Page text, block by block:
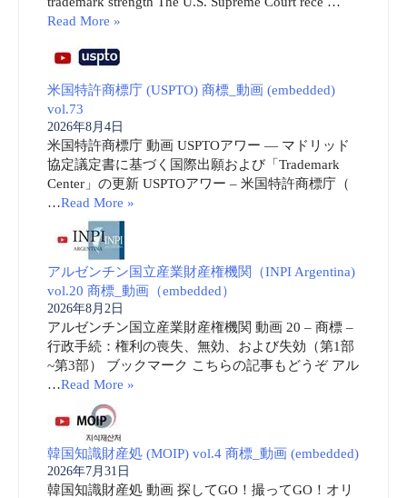
Read More »
米国特許商標庁 (USPTO) 商標_動画 (embedded)
vol.73
2026年8月4日
米国特許商標庁 動画 USPTOアワー ― マドリッド
協定議定書に基づく国際出願および「Trademark
Center」の更新 USPTOアワー – 米国特許商標庁（
…Read More »
アルゼンチン国立産業財産権機関（INPI Argentina)
vol.20 商標_動画（embedded）
2026年8月2日
アルゼンチン国立産業財産権機関 動画 20 – 商標 –
行政手続：権利の喪失、無効、および失効（第1部
~第3部） ブックマーク こちらの記事もどうぞ アル
…Read More »
韓国知識財産処 (MOIP) vol.4 商標_動画 (embedded)
2026年7月31日
韓国知識財産処 動画 探してGO！撮ってGO！オリ